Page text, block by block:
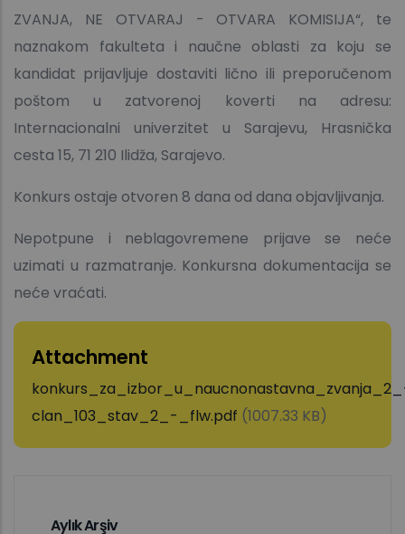
ZVANJA, NE OTVARAJ - OTVARA KOMISIJA“, te
naznakom fakulteta i naučne oblasti za koju se
kandidat prijavljuje dostaviti lično ili preporučenom
poštom u zatvorenoj koverti na adresu:
Internacionalni univerzitet u Sarajevu, Hrasnička
cesta 15, 71 210 Ilidža, Sarajevo.
Konkurs ostaje otvoren 8 dana od dana objavljivanja.
Nepotpune i neblagovremene prijave se neće
uzimati u razmatranje. Konkursna dokumentacija se
neće vraćati.
Attachment
clan_103_stav_2_-_flw.pdf (1007.33 KB)
Aylık Arşiv